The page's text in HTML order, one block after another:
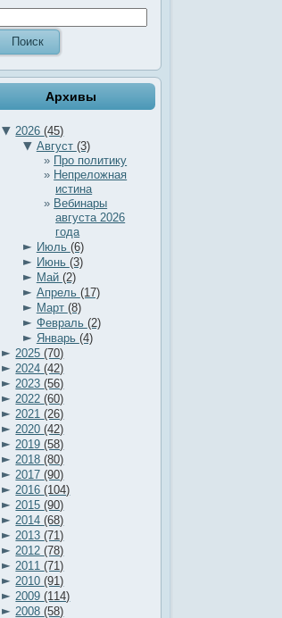
Архивы
▼ 2026(45)
▼ Август (3)
Про политику
Непреложная
истина
Вебинары
августа 2026
года
► Июль (6)
► Июнь (3)
► Май (2)
► Апрель (17)
► Март (8)
► Февраль (2)
► Январь (4)
► 2025(70)
► 2024(42)
► 2023(56)
► 2022(60)
► 2021(26)
► 2020(42)
► 2019(58)
► 2018(80)
► 2017(90)
► 2016(104)
► 2015(90)
► 2014(68)
► 2013(71)
► 2012(78)
► 2011(71)
► 2010(91)
► 2009(114)
► 2008(58)